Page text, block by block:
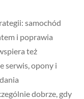
samochód
i poprawia
też
serwis, opony i
dobrze, gdy